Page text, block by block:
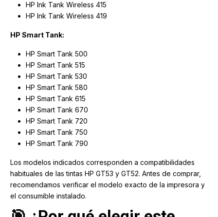
HP Ink Tank Wireless 415
HP Ink Tank Wireless 419
HP Smart Tank:
HP Smart Tank 500
HP Smart Tank 515
HP Smart Tank 530
HP Smart Tank 580
HP Smart Tank 615
HP Smart Tank 670
HP Smart Tank 720
HP Smart Tank 750
HP Smart Tank 790
Los modelos indicados corresponden a compatibilidades
habituales de las tintas HP GT53 y GT52. Antes de comprar,
recomendamos verificar el modelo exacto de la impresora y
el consumible instalado.